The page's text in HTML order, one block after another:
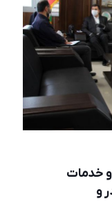
و خدمات
و